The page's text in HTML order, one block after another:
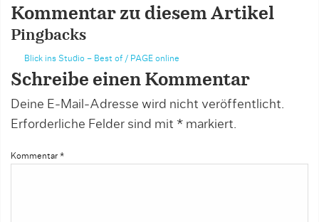
Kommentar zu diesem Artikel
Pingbacks
Blick ins Studio – Best of / PAGE online
Schreibe einen Kommentar
Deine E-Mail-Adresse wird nicht veröffentlicht.
Erforderliche Felder sind mit * markiert.
Kommentar *